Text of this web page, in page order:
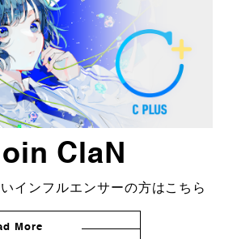
ClaN
インフルエンサーの方はこちら
More